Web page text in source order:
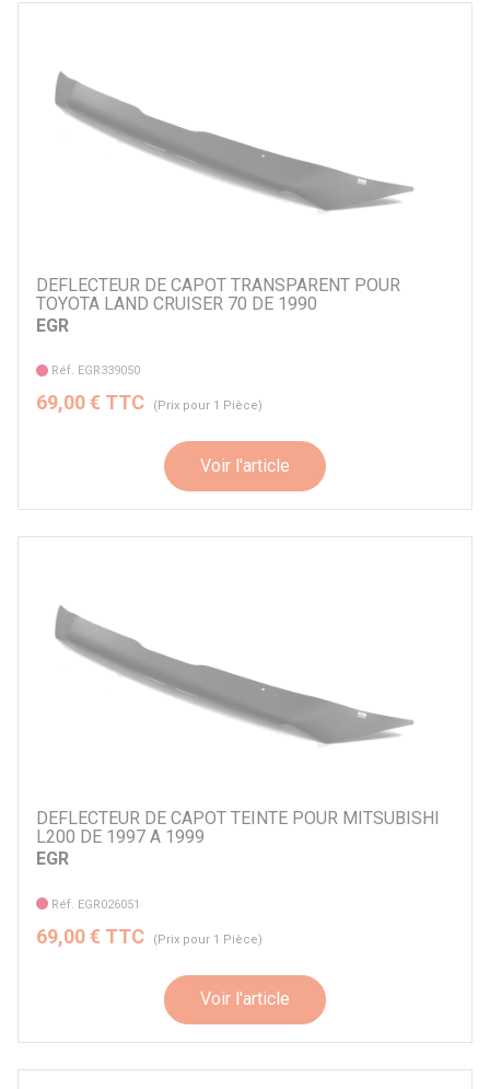
DEFLECTEUR DE CAPOT TRANSPARENT POUR
TOYOTA LAND CRUISER 70 DE 1990
EGR
Réf. EGR339050
69,00 € TTC (Prix pour 1 Pièce)
Voir l'article
DEFLECTEUR DE CAPOT TEINTE POUR MITSUBISHI
L200 DE 1997 A 1999
EGR
Réf. EGR026051
69,00 € TTC (Prix pour 1 Pièce)
Voir l'article